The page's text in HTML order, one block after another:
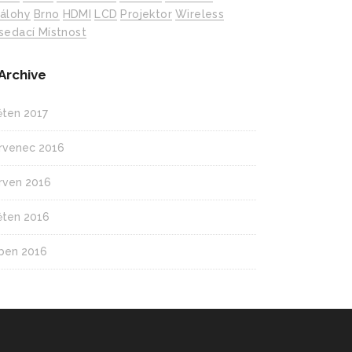
Brno HDMI LCD Projektor Wireless
Místnost
2017
2016
2016
2016
2016